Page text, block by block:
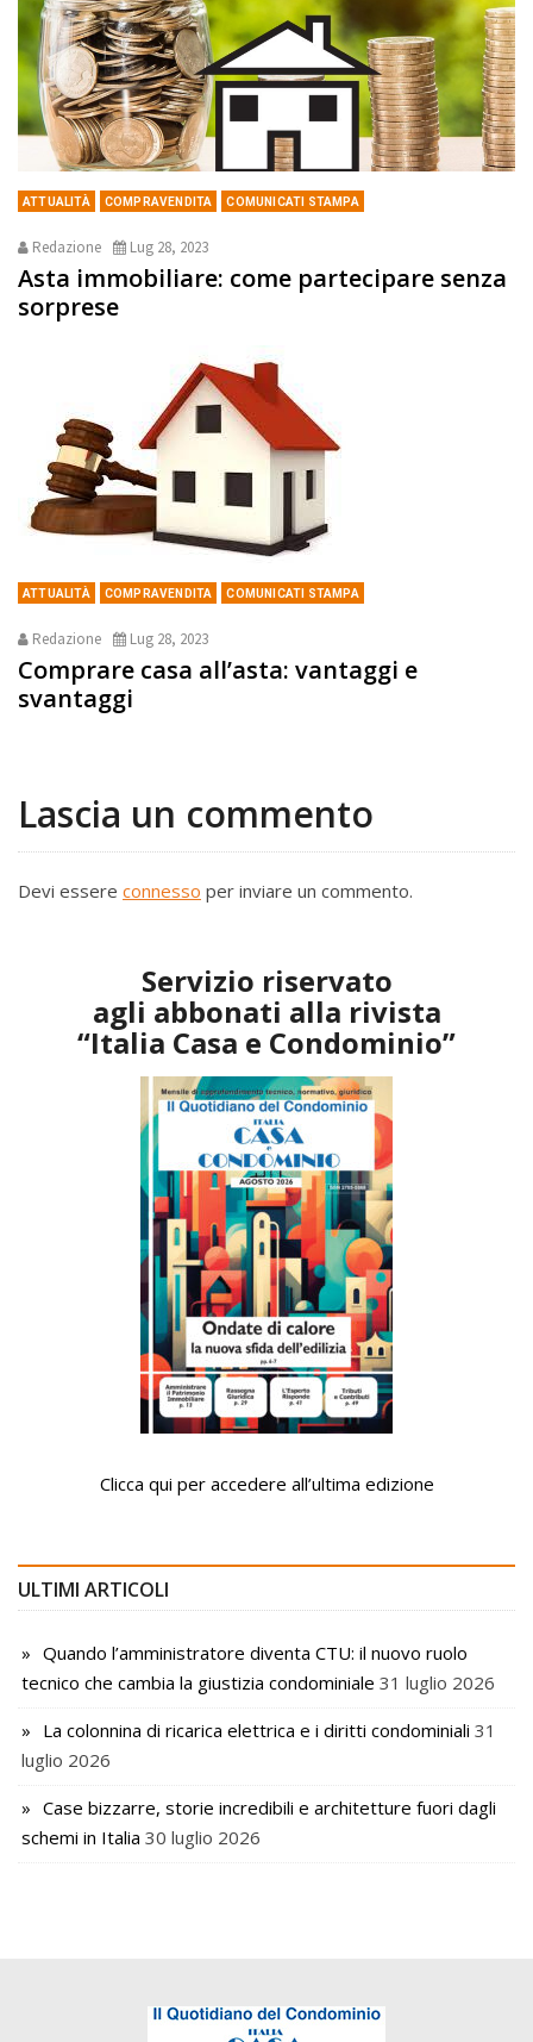
ATTUALITÀ COMPRAVENDITA COMUNICATI STAMPA
Redazione Lug 28, 2023
Asta immobiliare: come partecipare senza
sorprese
ATTUALITÀ COMPRAVENDITA COMUNICATI STAMPA
Redazione Lug 28, 2023
Comprare casa all’asta: vantaggi e
svantaggi
Lascia un commento
Devi essere connesso per inviare un commento.
Servizio riservato
agli abbonati alla rivista
“Italia Casa e Condominio”
Clicca qui per accedere all’ultima edizione
ULTIMI ARTICOLI
Quando l’amministratore diventa CTU: il nuovo ruolo
tecnico che cambia la giustizia condominiale 31 luglio 2026
La colonnina di ricarica elettrica e i diritti condominiali 31
luglio 2026
Case bizzarre, storie incredibili e architetture fuori dagli
schemi in Italia 30 luglio 2026